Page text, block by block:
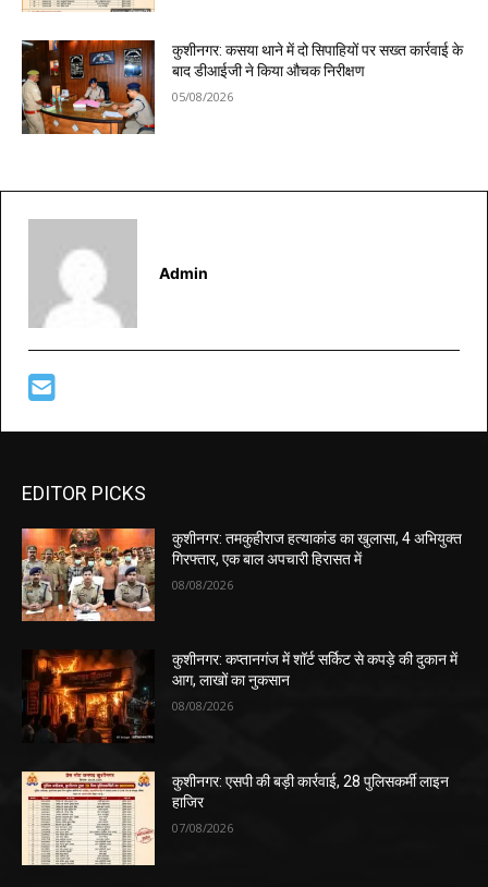
कुशीनगर: कसया थाने में दो सिपाहियों पर सख्त कार्रवाई के
बाद डीआईजी ने किया औचक निरीक्षण
05/08/2026
Admin
EDITOR PICKS
कुशीनगर: तमकुहीराज हत्याकांड का खुलासा, 4 अभियुक्त
गिरफ्तार, एक बाल अपचारी हिरासत में
08/08/2026
कुशीनगर: कप्तानगंज में शॉर्ट सर्किट से कपड़े की दुकान में
आग, लाखों का नुकसान
08/08/2026
कुशीनगर: एसपी की बड़ी कार्रवाई, 28 पुलिसकर्मी लाइन
हाजिर
07/08/2026